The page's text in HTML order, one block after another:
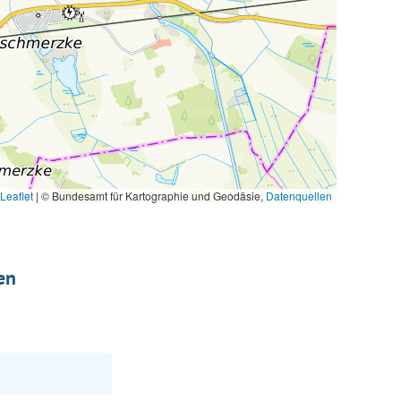
| © Bundesamt für Kartographie und Geodäsie, Datenquellen